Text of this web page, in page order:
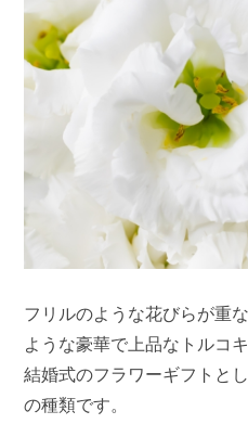
フリルのような花びらが重
ような豪華で上品なトルコキ
結婚式のフラワーギフトと
の種類です。